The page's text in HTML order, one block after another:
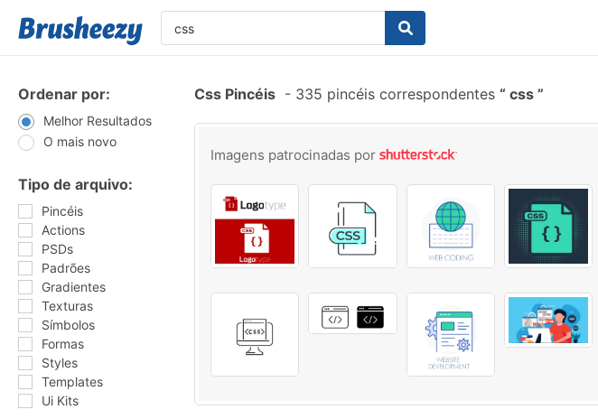
Ordenar por:
Melhor Resultados
O mais novo
Tipo de arquivo:
Pincéis
Actions
PSDs
Padrões
Gradientes
Texturas
Símbolos
Formas
Styles
Templates
Ui Kits
Css Pincéis - 335 pincéis correspondentes css
Imagens patrocinadas por